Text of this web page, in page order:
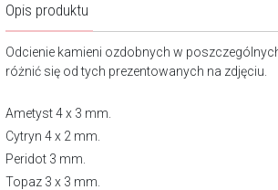
Opis produktu
Odcienie kamieni ozdobnych w
różnić się od tych
Ametyst 4 x 3 mm.
Cytryn 4 x 2
Peridot 3
Topaz 3 x 3